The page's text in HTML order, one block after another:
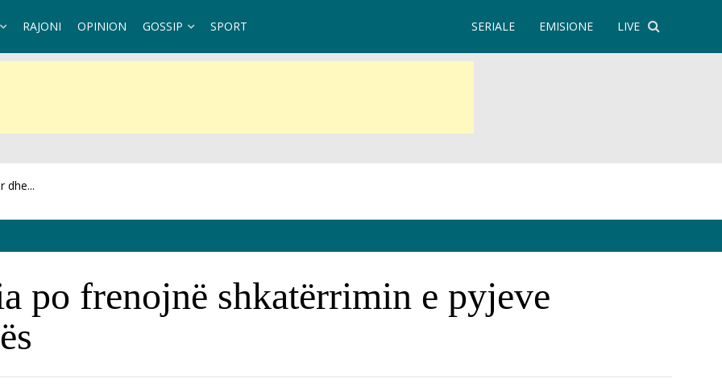
RAJONI OPINION GOSSIP SPORT LIVE
EMISIONE
SERIALE
se...
po frenojnë shkatërrimin e pyjeve